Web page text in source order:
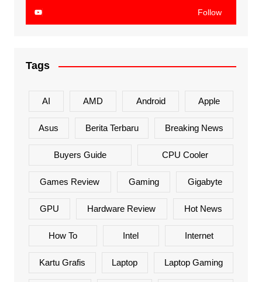
Follow
Tags
AI AMD Android Apple
Asus Berita Terbaru Breaking News
Buyers Guide CPU Cooler
Games Review Gaming Gigabyte
GPU Hardware Review Hot News
How To Intel Internet
Kartu Grafis Laptop Laptop Gaming